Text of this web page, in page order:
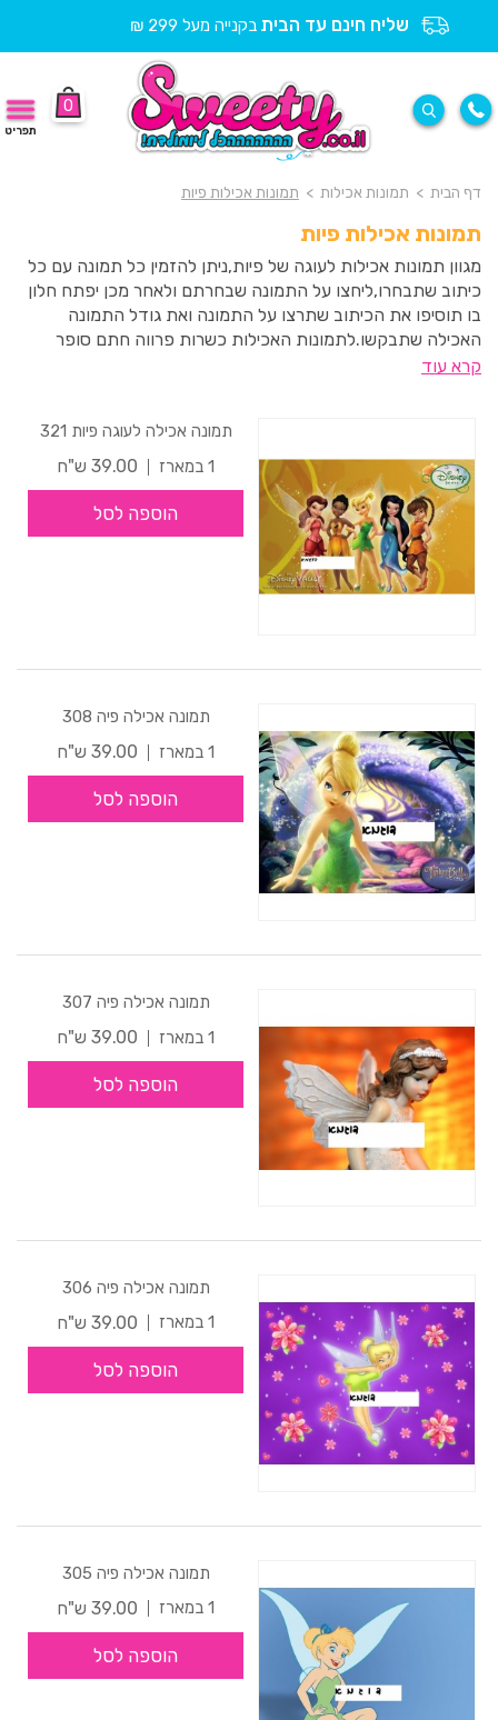
שליח חינם עד הבית בקנייה מעל 299 ₪
0
תפריט
דף הבית > תמונות אכילות > תמונות אכילות פיות
תמונות אכילות פיות
מגוון תמונות אכילות לעוגה של פיות,ניתן להזמין כל תמונה עם כל
כיתוב שתבחרו,ליחצו על התמונה שבחרתם ולאחר מכן יפתח חלון
בו תוסיפו את הכיתוב שתרצו על התמונה ואת גודל התמונה
האכילה שתבקשו.לתמונות האכילות כשרות פרווה חתם סופר
העדה החרדית ואינן מכילות גלוטן.
קרא עוד
תמונה אכילה לעוגה פיות 321
1 במארז
39.00 ש"ח
הוספה לסל
תמונה אכילה פיה 308
1 במארז
39.00 ש"ח
הוספה לסל
תמונה אכילה פיה 307
1 במארז
39.00 ש"ח
הוספה לסל
תמונה אכילה פיה 306
1 במארז
39.00 ש"ח
הוספה לסל
תמונה אכילה פיה 305
1 במארז
39.00 ש"ח
הוספה לסל